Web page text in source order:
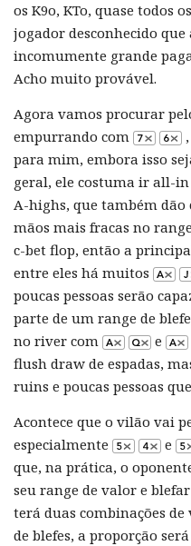
os K9o, KTo, quase todos
jogador desconhecido
incomumente grande
Acho muito provável.
Agora vamos procurar
empurrando com
para mim, embora isso
geral, ele costuma ir all-in
A-highs, que também dão
mãos mais fracas no
c-bet flop, então a
entre eles há muitos
poucas pessoas serão
parte de um range de
no river com
e
flush draw de espadas,
ruins e poucas pessoas
Acontece que o vilão vai
especialmente
e
que, na prática, o
seu range de valor e
terá duas combinações
de blefes, a proporção